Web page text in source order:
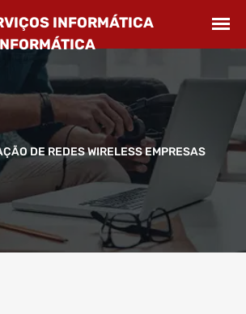
DE REDES WIRELESS EMPRESAS